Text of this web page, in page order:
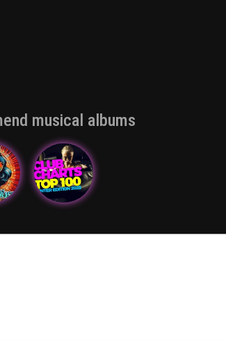
musical albums